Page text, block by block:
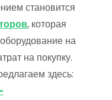
становится
, которая
на
на покупку.
здесь: